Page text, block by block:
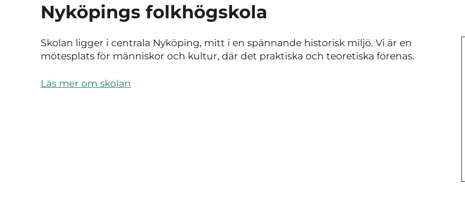
Nyköpings folkhögskola
Skolan ligger i centrala Nyköping, mitt i en spännande historisk miljö. Vi är en
mötesplats för människor och kultur, där det praktiska och teoretiska förenas.
Läs mer om skolan